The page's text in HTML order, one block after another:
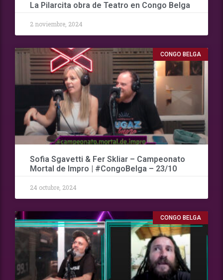
La Pilarcita obra de Teatro en Congo Belga
2 noviembre, 2024
CONGO BELGA
Sofia Sgavetti & Fer Skliar – Campeonato
Mortal de Impro | #CongoBelga – 23/10
24 octubre, 2024
CONGO BELGA